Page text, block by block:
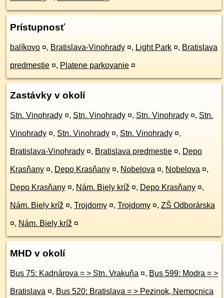
Prístupnosť
balíkovo ¤, Bratislava-Vinohrady ¤, Light Park ¤, Bratislava
predmestie ¤, Platene parkovanie ¤
Zastávky v okolí
Stn. Vinohrady ¤, Stn. Vinohrady ¤, Stn. Vinohrady ¤, Stn.
Vinohrady ¤, Stn. Vinohrady ¤, Stn. Vinohrady ¤,
Bratislava-Vinohrady ¤, Bratislava predmestie ¤, Depo
Krasňany ¤, Depo Krasňany ¤, Nobelova ¤, Nobelova ¤,
Depo Krasňany ¤, Nám. Biely kríž ¤, Depo Krasňany ¤,
Nám. Biely kríž ¤, Trojdomy ¤, Trojdomy ¤, ZŠ Odborárska
¤, Nám. Biely kríž ¤
MHD v okolí
Bus 75: Kadnárova = > Stn. Vrakuňa ¤, Bus 599: Modra = >
Bratislava ¤, Bus 520: Bratislava = > Pezinok, Nemocnica